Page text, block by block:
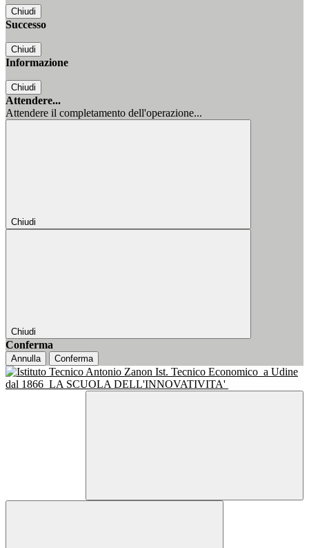
Chiudi
Successo
Chiudi
Informazione
Chiudi
Attendere...
Attendere il completamento dell'operazione...
Chiudi
Chiudi
Conferma
Annulla Conferma
Ist. Tecnico Economico a Udine
dal 1866 LA SCUOLA DELL'INNOVATIVITA'